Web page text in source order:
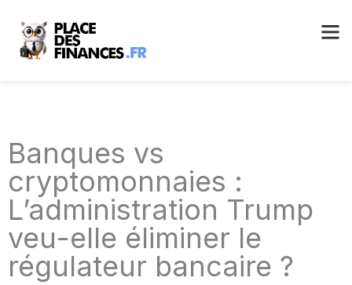
Banques vs
cryptomonnaies :
L’administration Trump
veu-elle éliminer le
régulateur bancaire ?